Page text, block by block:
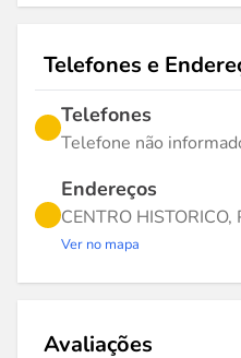
Telefones e
Telefones
Telefone não
Endereços
CENTRO
Ver no mapa
Avaliações